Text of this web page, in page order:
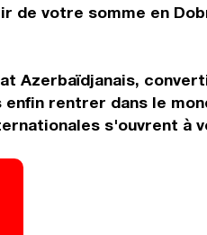
de votre somme en
Azerbaïdjanais,
enfin rentrer dans le
s'ouvrent à